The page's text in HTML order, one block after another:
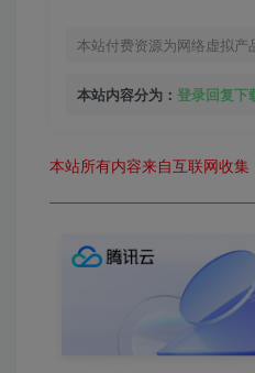
本站付费资源为网络虚拟
本站内容分为： 登录回复下
本站所有内容来自互联网收